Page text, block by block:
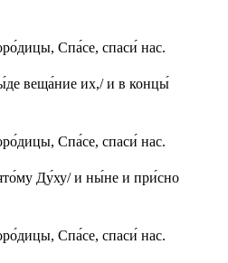
Спа́се, спаси́ нас.
веща́ние их,/ и в концы́
Спа́се, спаси́ нас.
Ду́ху/ и ны́не и при́сно
Спа́се, спаси́ нас.